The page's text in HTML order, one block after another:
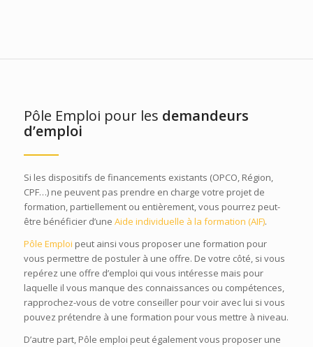
Pôle Emploi pour les demandeurs
d’emploi
Si les dispositifs de financements existants (OPCO, Région,
CPF…) ne peuvent pas prendre en charge votre projet de
formation, partiellement ou entièrement, vous pourrez peut-
être bénéficier d’une Aide individuelle à la formation (AIF).
Pôle Emploi peut ainsi vous proposer une formation pour
vous permettre de postuler à une offre. De votre côté, si vous
repérez une offre d’emploi qui vous intéresse mais pour
laquelle il vous manque des connaissances ou compétences,
rapprochez-vous de votre conseiller pour voir avec lui si vous
pouvez prétendre à une formation pour vous mettre à niveau.
D’autre part, Pôle emploi peut également vous proposer une